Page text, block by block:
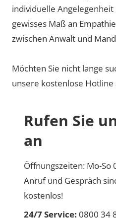
individuelle
gewisses Maß an
zwischen Anwalt und
Möchten Sie nicht lange
unsere kostenlose Hotline
Rufen Sie
an
Öffnungszeiten: Mo-So
Anruf und Gespräch
kostenlos!
24/7 Service: 0800 34